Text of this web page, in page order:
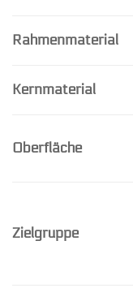
Rahmenmaterial
Kernmaterial
Oberfläche
Zielgruppe